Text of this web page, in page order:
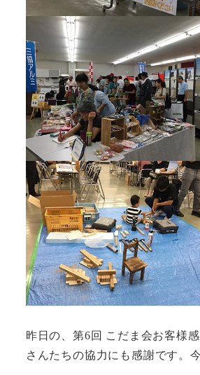
昨日の、第6回 こだま会お客様
さんたちの協力にも感謝です。